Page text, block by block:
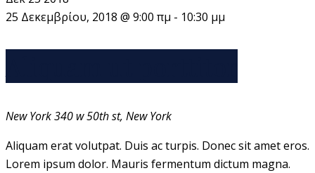
25 Δεκεμβρίου, 2018 @ 9:00 πμ - 10:30 μμ
New York340 w 50th st, New York
Aliquam erat volutpat. Duis ac turpis. Donec sit amet eros.
Lorem ipsum dolor. Mauris fermentum dictum magna.